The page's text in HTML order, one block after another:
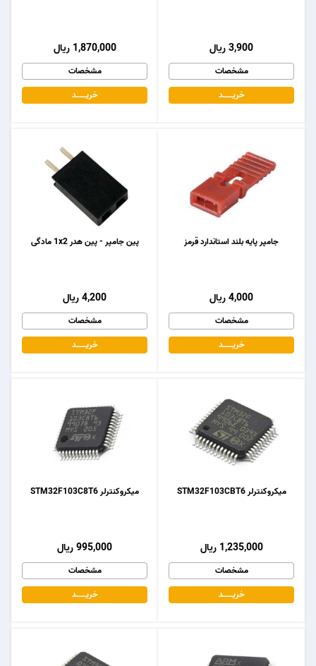
1,870,000 ریال
مشخصات
خریـــــــد
3,900 ریال
مشخصات
خریـــــــد
پین جامپر - پین هدر 1x2 مادگی
4,200 ریال
مشخصات
خریـــــــد
جامپر پایه بلند استاندارد قرمز
4,000 ریال
مشخصات
خریـــــــد
میکروکنترلر STM32F103C8T6
995,000 ریال
مشخصات
خریـــــــد
میکروکنترلر STM32F103CBT6
1,235,000 ریال
مشخصات
خریـــــــد